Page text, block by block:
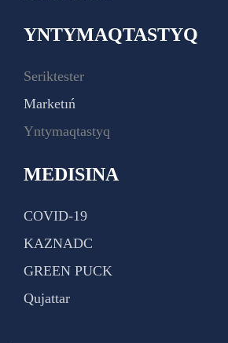
YNTYMAQTASTYQ
Seriktester
Marketıń
Yntymaqtastyq
MEDISINA
COVID-19
KAZNADC
GREEN PUCK
Qujattar